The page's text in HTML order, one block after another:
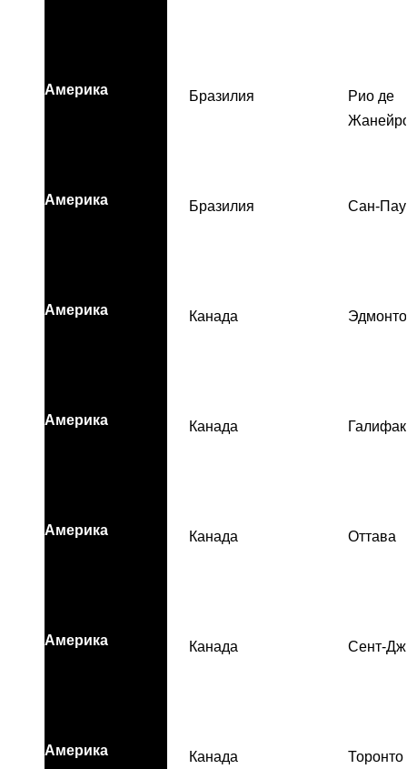
Америка Бразилия
Рио де
Америка Бразилия Сан-
Америка Канада
Америка Канада
Америка Канада Оттава
Америка Канада Сент-
Америка Канада Торонто